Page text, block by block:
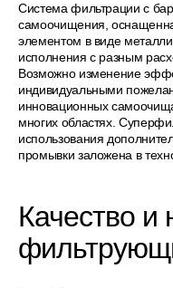
Система фильтрации с
самоочищения,
элементом в виде
исполнения с разным
Возможно изменение
индивидуальными
инновационных
многих областях.
использования
промывки заложена в
Качество и